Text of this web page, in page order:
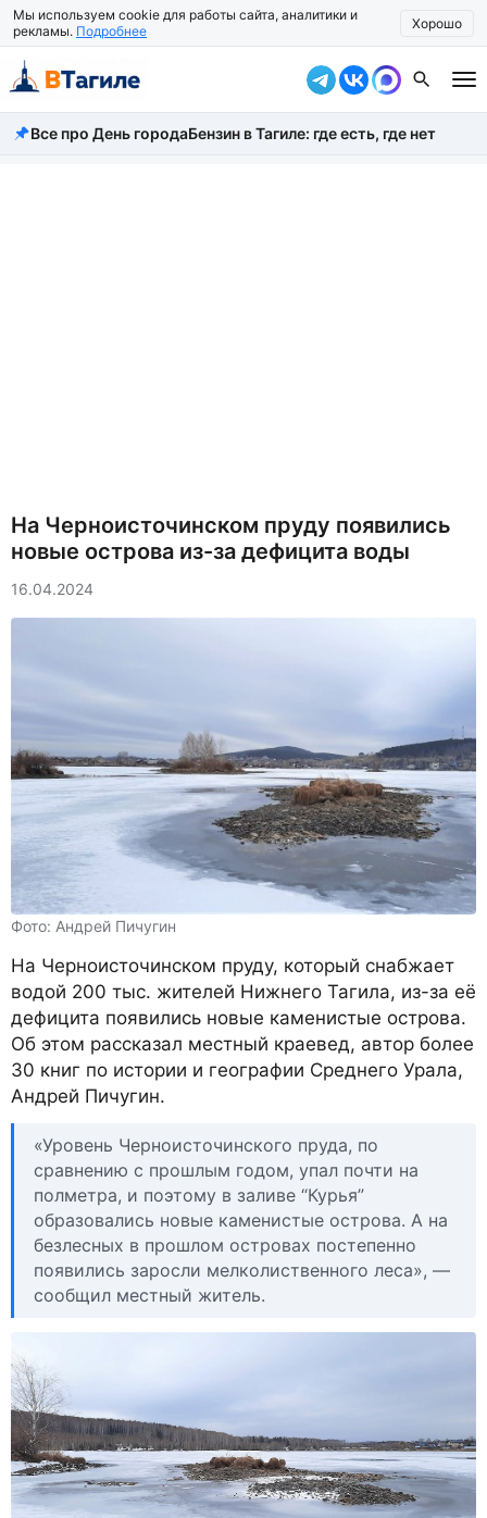
Мы используем cookie для работы сайта, аналитики и
рекламы. Подробнее Хорошо
Все новости
Все про День городаБензин в Тагиле: где есть, где нет
На Черноисточинском пруду появились
новые острова из-за дефицита воды
16.04.2024
Фото: Андрей Пичугин
На Черноисточинском пруду, который снабжает
водой 200 тыс. жителей Нижнего Тагила, из-за её
дефицита появились новые каменистые острова.
Об этом рассказал местный краевед, автор более
30 книг по истории и географии Среднего Урала,
Андрей Пичугин.
«Уровень Черноисточинского пруда, по
сравнению с прошлым годом, упал почти на
полметра, и поэтому в заливе “Курья”
образовались новые каменистые острова. А на
безлесных в прошлом островах постепенно
появились заросли мелколиственного леса», —
сообщил местный житель.